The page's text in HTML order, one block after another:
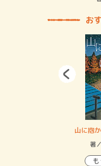
お
山に抱
著